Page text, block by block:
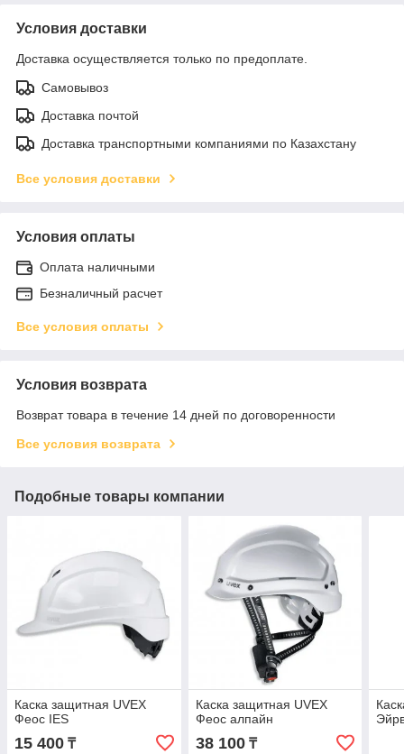
Условия доставки
Доставка осуществляется только по предоплате.
Самовывоз
Доставка почтой
Доставка транспортными компаниями по Казахстану
Все условия доставки
Условия оплаты
Оплата наличными
Безналичный расчет
Все условия оплаты
Условия возврата
Возврат товара в течение 14 дней по договоренности
Все условия возврата
Подобные товары компании
Каска защитная UVEX
Феос IES
15 400 ₸
Каска защитная UVEX
Феос алпайн
38 100₸